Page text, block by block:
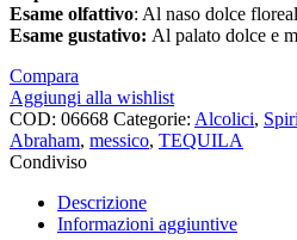
Esame olfattivo: Al naso dolce
Esame gustativo: Al palato dolce e
Compara
Aggiungi alla wishlist
COD: 06668 Categorie: Alcolici,
Abraham, messico, TEQUILA
Condiviso
Descrizione
Informazioni aggiuntive